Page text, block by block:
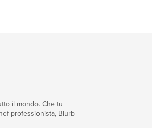
il mondo. Che tu
professionista, Blurb